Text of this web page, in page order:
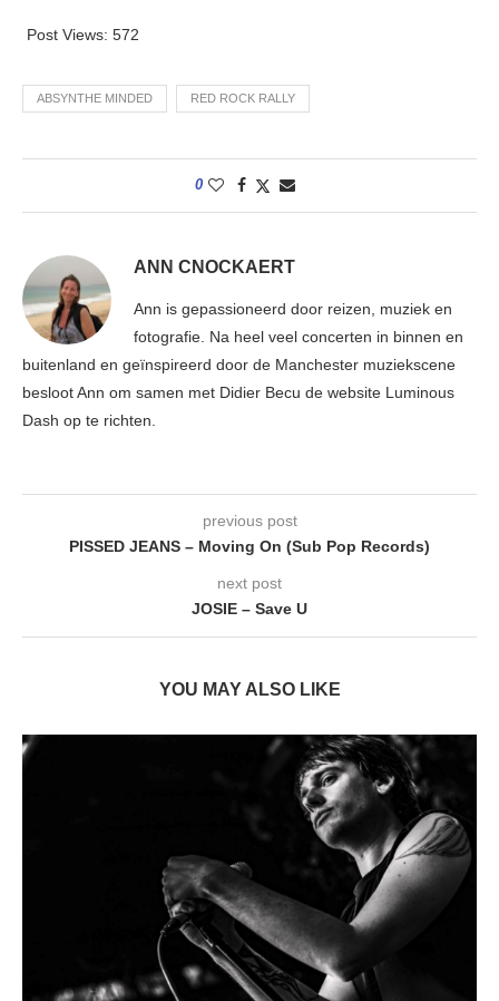
Post Views: 572
ABSYNTHE MINDED RED ROCK RALLY
0
ANN CNOCKAERT
Ann is gepassioneerd door reizen, muziek en
fotografie. Na heel veel concerten in binnen en
buitenland en geïnspireerd door de Manchester muziekscene
besloot Ann om samen met Didier Becu de website Luminous
Dash op te richten.
previous post
PISSED JEANS – Moving On (Sub Pop Records)
next post
JOSIE – Save U
YOU MAY ALSO LIKE